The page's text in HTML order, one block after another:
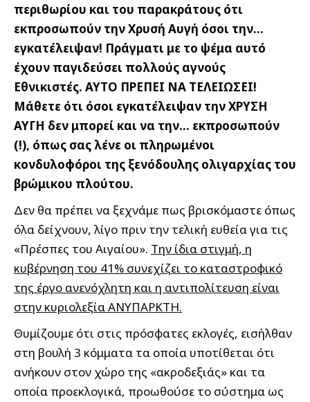
περιθωρίου και του παρακράτους ότι
εκπροσωπούν την Χρυσή Αυγή όσοι την…
εγκατέλειψαν! Πράγματι με το ψέμα αυτό
έχουν παγιδεύσει πολλούς αγνούς
Εθνικιστές. ΑΥΤΟ ΠΡΕΠΕΙ ΝΑ ΤΕΛΕΙΩΣΕΙ!
Μάθετε ότι όσοι εγκατέλειψαν την ΧΡΥΣΗ
ΑΥΓΗ δεν μπορεί και να την… εκπροσωπούν
(!), όπως σας λένε οι πληρωμένοι
κονδυλοφόροι της ξενόδουλης ολιγαρχίας του
βρώμικου πλούτου.
Δεν θα πρέπει να ξεχνάμε πως βρισκόμαστε όπως
όλα δείχνουν, λίγο πριν την τελική ευθεία για τις
«Πρέσπες του Αιγαίου». Την ίδια στιγμή, η
κυβέρνηση του 41% συνεχίζει το καταστροφικό
της έργο ανενόχλητη και η αντιπολίτευση είναι
στην κυριολεξία ΑΝΥΠΑΡΚΤΗ.
Θυμίζουμε ότι στις πρόσφατες εκλογές, εισήλθαν
στη βουλή 3 κόμματα τα οποία υποτίθεται ότι
ανήκουν στον χώρο της «ακροδεξιάς» και τα
οποία προεκλογικά, προωθούσε το σύστημα ως